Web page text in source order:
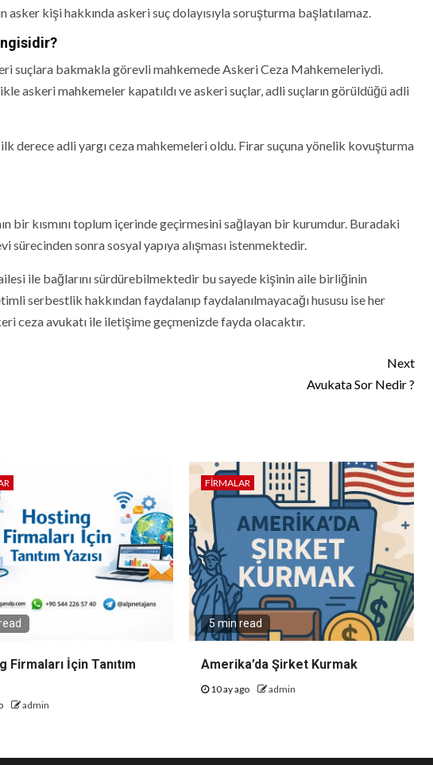
kişi hakkında askeri suç dolayısıyla soruşturma başlatılamaz.
suçlara bakmakla görevli mahkemede Askeri Ceza Mahkemeleriydi.
askeri mahkemeler kapatıldı ve askeri suçlar, adli suçların görüldüğü adli
derece adli yargı ceza mahkemeleri oldu. Firar suçuna yönelik kovuşturma
bir kısmını toplum içerinde geçirmesini sağlayan bir kurumdur. Buradaki
sonra sosyal yapıya alışması istenmektedir.
ile bağlarını sürdürebilmektedir bu sayede kişinin aile birliğinin
serbestlik hakkından faydalanıp faydalanılmayacağı hususu ise her
ceza avukatı ile iletişime geçmenizde fayda olacaktır.
Next
Avukata Sor Nedir ?
Firmaları İçin Tanıtım
admin
FIRMALAR
5 min read
Amerika’da Şirket Kurmak
10 ay ago admin